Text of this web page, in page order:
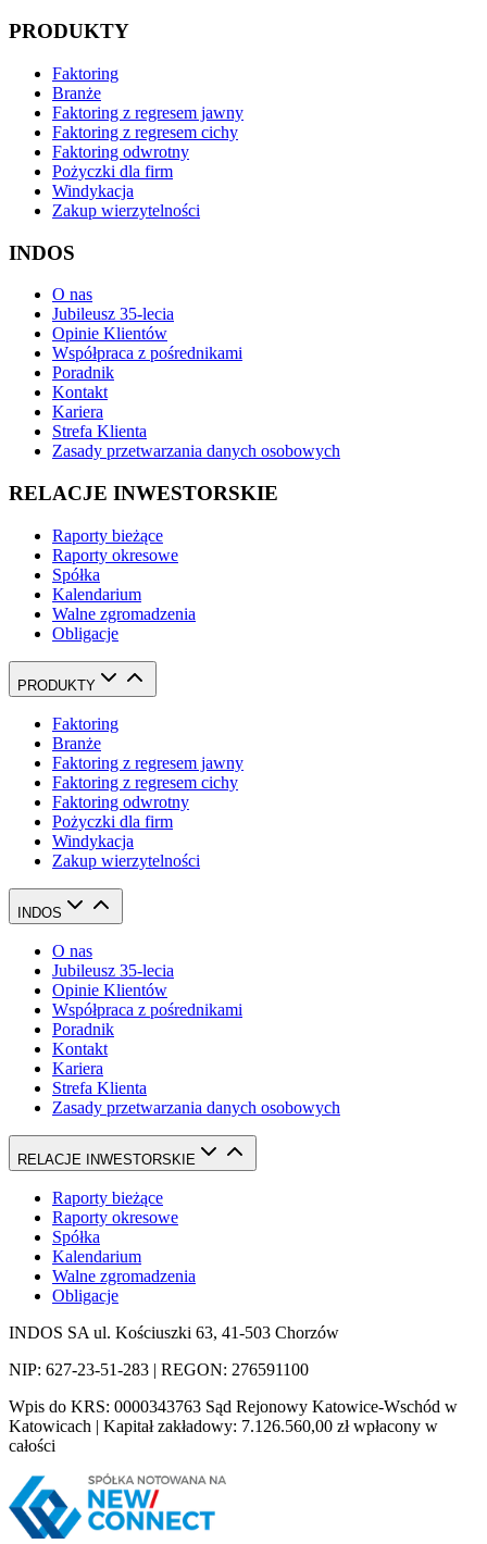
PRODUKTY
Faktoring
Branże
Faktoring z regresem jawny
Faktoring z regresem cichy
Faktoring odwrotny
Pożyczki dla firm
Windykacja
Zakup wierzytelności
INDOS
O nas
Jubileusz 35-lecia
Opinie Klientów
Współpraca z pośrednikami
Poradnik
Kontakt
Kariera
Strefa Klienta
Zasady przetwarzania danych osobowych
RELACJE INWESTORSKIE
Raporty bieżące
Raporty okresowe
Spółka
Kalendarium
Walne zgromadzenia
Obligacje
PRODUKTY
Faktoring
Branże
Faktoring z regresem jawny
Faktoring z regresem cichy
Faktoring odwrotny
Pożyczki dla firm
Windykacja
Zakup wierzytelności
INDOS
O nas
Jubileusz 35-lecia
Opinie Klientów
Współpraca z pośrednikami
Poradnik
Kontakt
Kariera
Strefa Klienta
Zasady przetwarzania danych osobowych
RELACJE INWESTORSKIE
Raporty bieżące
Raporty okresowe
Spółka
Kalendarium
Walne zgromadzenia
Obligacje
INDOS SA ul. Kościuszki 63, 41-503 Chorzów
NIP: 627-23-51-283 | REGON: 276591100
Wpis do KRS: 0000343763 Sąd Rejonowy Katowice-Wschód w
Katowicach | Kapitał zakładowy: 7.126.560,00 zł wpłacony w
całości